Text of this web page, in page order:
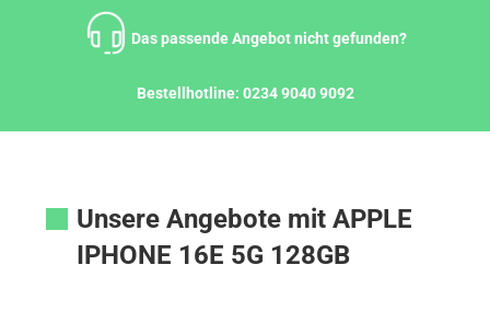
Das passende Angebot nicht gefunden?
Bestellhotline: 0234 9040 9092
Unsere Angebote mit APPLE
IPHONE 16E 5G 128GB